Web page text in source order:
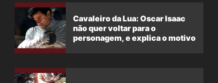
Cavaleiro da Lua: Oscar Isaac
não quer voltar para o
personagem, e explica o motivo